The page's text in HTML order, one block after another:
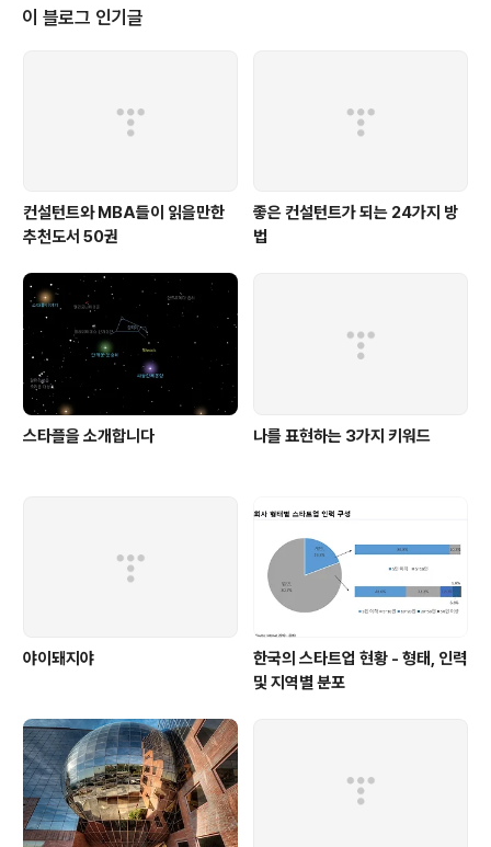
마도 그 분도 그런 상황에서 별 다른 생각없이 "전략"에 대해서 질문을 하셨거나
아니면 MBA들은 가장 가고싶어하는 "전략" 컨설팅 회사를 염두에 두고 한 질
이 블로그 인기글
컨설턴트와 MBA들이 읽을만한
추천도서 50권
좋은 컨설턴트가 되는 24가지 방
법
스타플을 소개합니다 나를 표현하는 3가지 키워드
야이돼지야
한국의 스타트업 현황 - 형태, 인력
및 지역별 분포